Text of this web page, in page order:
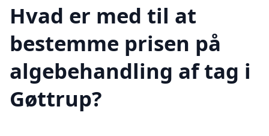
Hvad er med til at
bestemme prisen på
algebehandling af tag i
Gøttrup?